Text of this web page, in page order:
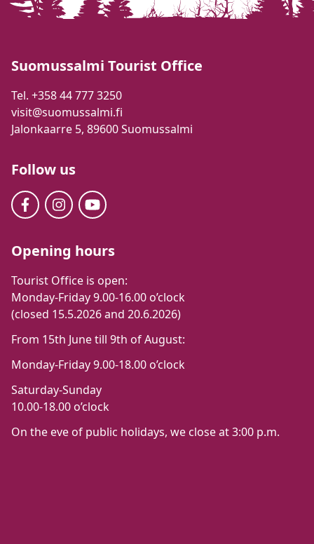
Suomussalmi Tourist Office
Tel. +358 44 777 3250
visit@suomussalmi.fi
Jalonkaarre 5, 89600 Suomussalmi
Follow us
Opening hours
Tourist Office is open:
Monday-Friday 9.00-16.00 o’clock
(closed 15.5.2026 and 20.6.2026)
From 15th June till 9th of August:
Monday-Friday 9.00-18.00 o’clock
Saturday-Sunday
10.00-18.00 o’clock
On the eve of public holidays, we close at 3:00 p.m.